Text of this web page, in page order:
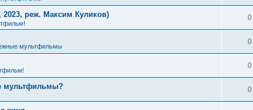
реж. Максим Куликов) 0
мультфильмы
0
0
мультфильмы? 0